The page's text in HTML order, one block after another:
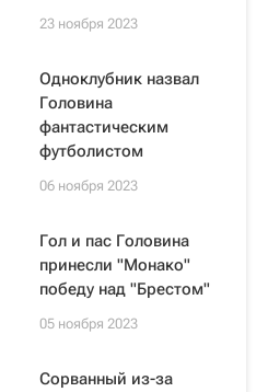
23 ноября 2023
Одноклубник назвал
Головина
фантастическим
футболистом
06 ноября 2023
Гол и пас Головина
принесли "Монако"
победу над "Брестом"
05 ноября 2023
Сорванный из-за